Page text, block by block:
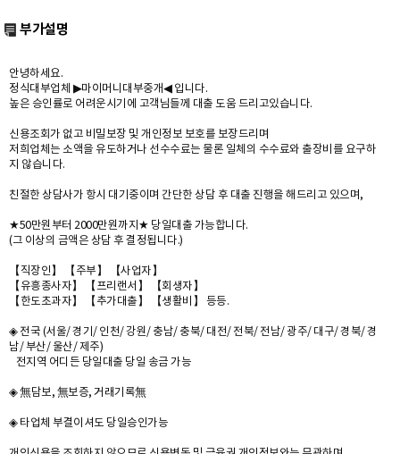
부가설명
안녕하세요.
정식대부업체 ▶마이머니대부중개◀ 입니다.
높은 승인률로 어려운시기에 고객님들께 대출 도움 드리고있습니다.
신용조회가 없고 비밀보장 및 개인정보 보호를 보장드리며
저희업체는 소액을 유도하거나 선수수료는 물론 일체의 수수료와 출장비를 요구하
지 않습니다.
친절한 상담사가 항시 대기중이며 간단한 상담 후 대출 진행을 해드리고 있으며,
★50만원부터 2000만원까지★ 당일대출 가능합니다.
(그 이상의 금액은 상담 후 결정됩니다.)
【직장인】 【주부】 【사업자】
【유흥종사자】 【프리랜서】 【회생자】
【한도초과자】 【추가대출】 【생활비】 등등.
◈ 전국 (서울/ 경기/ 인천/ 강원/ 충남/ 충북/ 대전/ 전북/ 전남/ 광주/ 대구/ 경북/ 경
남/ 부산/ 울산/ 제주)
전지역 어디든 당일대출 당일 송금 가능
◈ 無담보, 無보증, 거래기록無
◈ 타업체 부결이셔도 당일승인가능